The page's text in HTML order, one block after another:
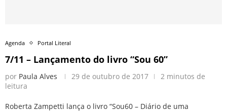
Agenda Portal Literal
7/11 – Lançamento do livro “Sou 60”
por Paula Alves 29 de outubro de 2017
2 minutos de
leitura
Roberta Zampetti lança o livro “Sou60 – Diário de uma